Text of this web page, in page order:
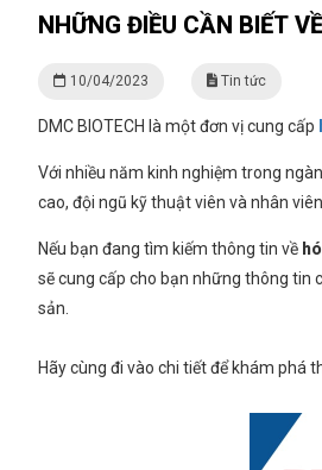
NHỮNG ĐIỀU CẦN BIẾT
10/04/2023 Tin tức
DMC BIOTECH là một đơn vị cung cấp
Với nhiều năm kinh nghiệm trong
cao, đội ngũ kỹ thuật viên và nhân
Nếu bạn đang tìm kiếm thông tin về
sẽ cung cấp cho bạn những thông tin
sản.
Hãy cùng đi vào chi tiết để khám phá